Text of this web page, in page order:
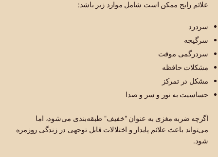
علائم رایج ممکن است شامل موارد زیر باشد:
سردرد
سرگیجه
سردرگمی موقت
مشکلات حافظه
مشکل در تمرکز
حساسیت به نور و سر و صدا
اگرچه ضربه مغزی به عنوان "خفیف" طبقه‌بندی می‌شود، اما
می‌تواند باعث علائم پایدار و اختلالات قابل توجهی در زندگی روزمره
شود.